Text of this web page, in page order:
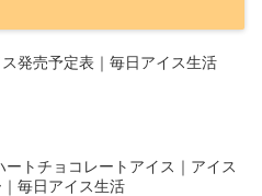
発売予定表｜毎日アイス生活
ートチョコレートアイス｜アイス
毎日アイス生活